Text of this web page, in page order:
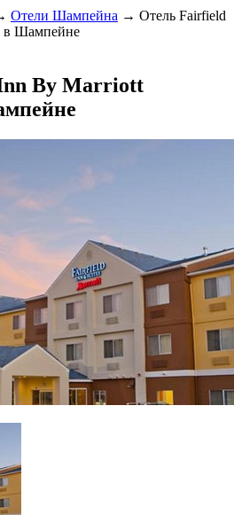
Отели Шампейна → Отель Fairfield
в Шампейне
By Marriott